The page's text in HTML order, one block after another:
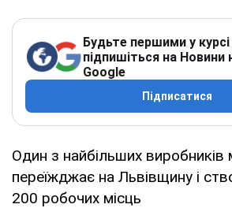
Будьте першими у
підпишіться на Новини
Google
Підписатися
Один з найбільших виробників
переїжджає на Львівщину і
200 робочих місць